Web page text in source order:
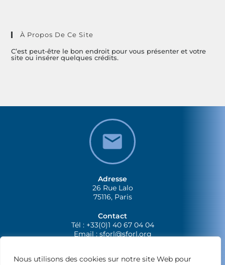
Nous utilisons des cookies sur notre site Web pour
À Propos De Ce Site
C’est peut-être le bon endroit pour vous présenter et votre
site ou insérer quelques crédits.
Adresse
26 Rue Lalo
75116, Paris
Contact
Tél : +33(0)1 40 67 04 04
Email :sforl@sforl.org